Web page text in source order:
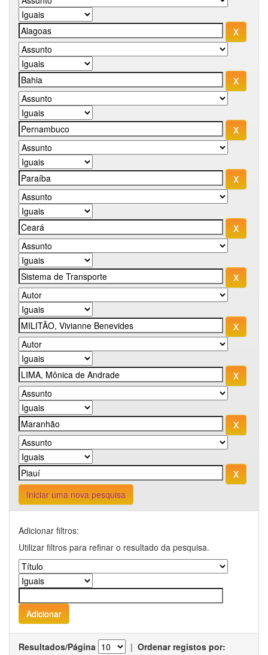
Iniciar uma nova pesquisa
Adicionar filtros:
Utilizar filtros para refinar o resultado da pesquisa.
Resultados/Página | Ordenar registos por: